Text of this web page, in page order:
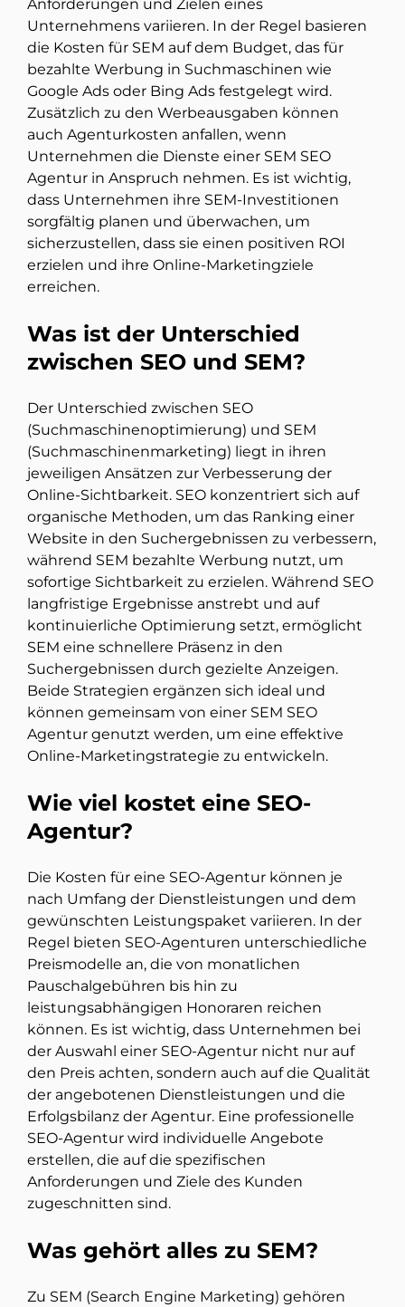
Anforderungen und Zielen eines
Unternehmens variieren. In der Regel basieren
die Kosten für SEM auf dem Budget, das für
bezahlte Werbung in Suchmaschinen wie
Google Ads oder Bing Ads festgelegt wird.
Zusätzlich zu den Werbeausgaben können
auch Agenturkosten anfallen, wenn
Unternehmen die Dienste einer SEM SEO
Agentur in Anspruch nehmen. Es ist wichtig,
dass Unternehmen ihre SEM-Investitionen
sorgfältig planen und überwachen, um
sicherzustellen, dass sie einen positiven ROI
erzielen und ihre Online-Marketingziele
erreichen.
Was ist der Unterschied
zwischen SEO und SEM?
Der Unterschied zwischen SEO
(Suchmaschinenoptimierung) und SEM
(Suchmaschinenmarketing) liegt in ihren
jeweiligen Ansätzen zur Verbesserung der
Online-Sichtbarkeit. SEO konzentriert sich auf
organische Methoden, um das Ranking einer
Website in den Suchergebnissen zu verbessern,
während SEM bezahlte Werbung nutzt, um
sofortige Sichtbarkeit zu erzielen. Während SEO
langfristige Ergebnisse anstrebt und auf
kontinuierliche Optimierung setzt, ermöglicht
SEM eine schnellere Präsenz in den
Suchergebnissen durch gezielte Anzeigen.
Beide Strategien ergänzen sich ideal und
können gemeinsam von einer SEM SEO
Agentur genutzt werden, um eine effektive
Online-Marketingstrategie zu entwickeln.
Wie viel kostet eine SEO-
Agentur?
Die Kosten für eine SEO-Agentur können je
nach Umfang der Dienstleistungen und dem
gewünschten Leistungspaket variieren. In der
Regel bieten SEO-Agenturen unterschiedliche
Preismodelle an, die von monatlichen
Pauschalgebühren bis hin zu
leistungsabhängigen Honoraren reichen
können. Es ist wichtig, dass Unternehmen bei
der Auswahl einer SEO-Agentur nicht nur auf
den Preis achten, sondern auch auf die Qualität
der angebotenen Dienstleistungen und die
Erfolgsbilanz der Agentur. Eine professionelle
SEO-Agentur wird individuelle Angebote
erstellen, die auf die spezifischen
Anforderungen und Ziele des Kunden
zugeschnitten sind.
Was gehört alles zu SEM?
Zu SEM (Search Engine Marketing) gehören